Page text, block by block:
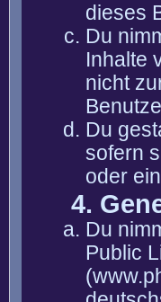
dieses
Du
Inhalte
nicht
Du
sofern
oder
4.
Du
Public